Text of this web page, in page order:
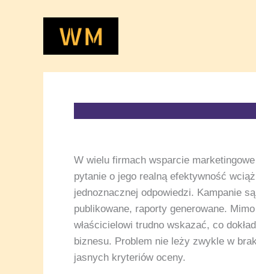
W wielu firmach wsparcie
pytanie o jego realną efektywność
jednoznacznej odpowiedzi. Kampanie
publikowane, raporty generowane.
właścicielowi trudno wskazać, co
biznesu. Problem nie leży zwykle w
jasnych kryteriów oceny.